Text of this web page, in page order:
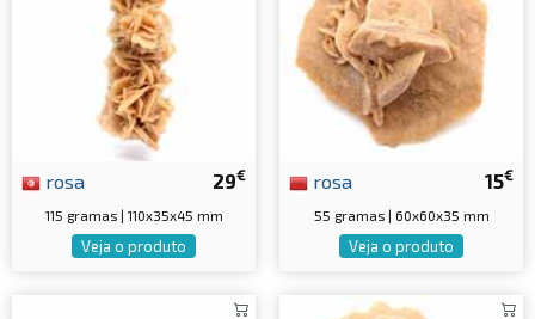
29€
rosa
115 gramas | 110x35x45 mm
Veja o produto
15€
rosa
55 gramas | 60x60x35 mm
Veja o produto